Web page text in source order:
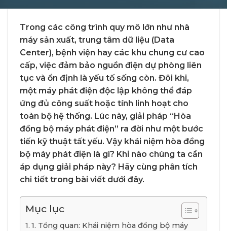
Trong các công trình quy mô lớn như nhà
máy sản xuất, trung tâm dữ liệu (Data
Center), bệnh viện hay các khu chung cư cao
cấp, việc đảm bảo nguồn điện dự phòng liên
tục và ổn định là yếu tố sống còn. Đôi khi,
một máy phát điện độc lập không thể đáp
ứng đủ công suất hoặc tính linh hoạt cho
toàn bộ hệ thống. Lúc này, giải pháp “Hòa
đồng bộ máy phát điện” ra đời như một bước
tiến kỹ thuật tất yếu. Vậy khái niệm hòa đồng
bộ máy phát điện là gì? Khi nào chúng ta cần
áp dụng giải pháp này? Hãy cùng phân tích
chi tiết trong bài viết dưới đây.
Mục lục
1. Tổng quan: Khái niệm hòa đồng bộ máy